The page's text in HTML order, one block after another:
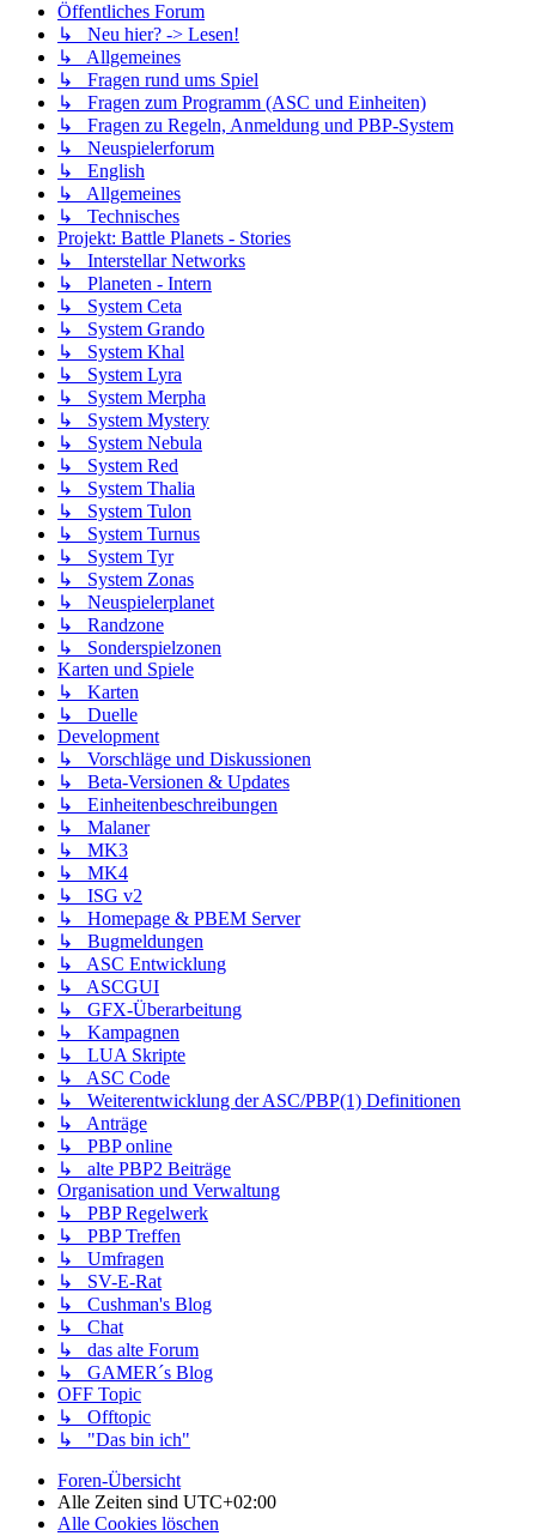
Öffentliches Forum
↳ Neu hier? -> Lesen!
↳ Allgemeines
↳ Fragen rund ums Spiel
↳ Fragen zum Programm (ASC und Einheiten)
↳ Fragen zu Regeln, Anmeldung und PBP-System
↳ Neuspielerforum
↳ English
↳ Allgemeines
↳ Technisches
Projekt: Battle Planets - Stories
↳ Interstellar Networks
↳ Planeten - Intern
↳ System Ceta
↳ System Grando
↳ System Khal
↳ System Lyra
↳ System Merpha
↳ System Mystery
↳ System Nebula
↳ System Red
↳ System Thalia
↳ System Tulon
↳ System Turnus
↳ System Tyr
↳ System Zonas
↳ Neuspielerplanet
↳ Randzone
↳ Sonderspielzonen
Karten und Spiele
↳ Karten
↳ Duelle
Development
↳ Vorschläge und Diskussionen
↳ Beta-Versionen & Updates
↳ Einheitenbeschreibungen
↳ Malaner
↳ MK3
↳ MK4
↳ ISG v2
↳ Homepage & PBEM Server
↳ Bugmeldungen
↳ ASC Entwicklung
↳ ASCGUI
↳ GFX-Überarbeitung
↳ Kampagnen
↳ LUA Skripte
↳ ASC Code
↳ Weiterentwicklung der ASC/PBP(1) Definitionen
↳ Anträge
↳ PBP online
↳ alte PBP2 Beiträge
Organisation und Verwaltung
↳ PBP Regelwerk
↳ PBP Treffen
↳ Umfragen
↳ SV-E-Rat
↳ Cushman's Blog
↳ Chat
↳ das alte Forum
↳ GAMER´s Blog
OFF Topic
↳ Offtopic
↳ "Das bin ich"
Foren-Übersicht
Alle Zeiten sind UTC+02:00
Alle Cookies löschen